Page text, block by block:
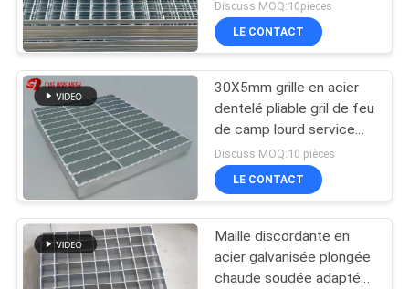
Maille d'écran de
mouche
maille d'écran
d'exploitation
grille d'allée a crénelé la
maille en acier
Discuss MOQ:10pieces
LE CONTACT
30X5mm grille en acier
dentelé pliable gril de feu
de camp lourd service
inoxydable / galvanisé
pour bar
Discuss MOQ:10 pièces
LE CONTACT
Maille discordante en
acier galvanisée plongée
chaude soudée adaptée